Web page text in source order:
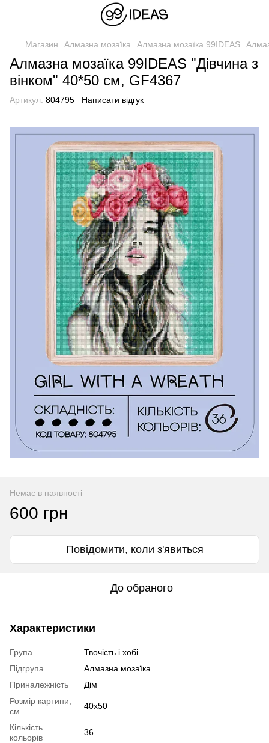
Магазин Алмазна мозаїка Алмазна мозаїка 99IDEAS
Алмазна мозаїка 99IDEAS "Дівчина з
вінком" 40*50 см, GF4367
Артикул: 804795 Написати відгук
Немає в наявності
600 грн
Повідомити, коли з'явиться
До обраного
Характеристики
Група
Твочість і хобі
Підгрупа
Алмазна мозаїка
Приналежність
Дім
Розмір картини,
см
40x50
Кількість
кольорів
36